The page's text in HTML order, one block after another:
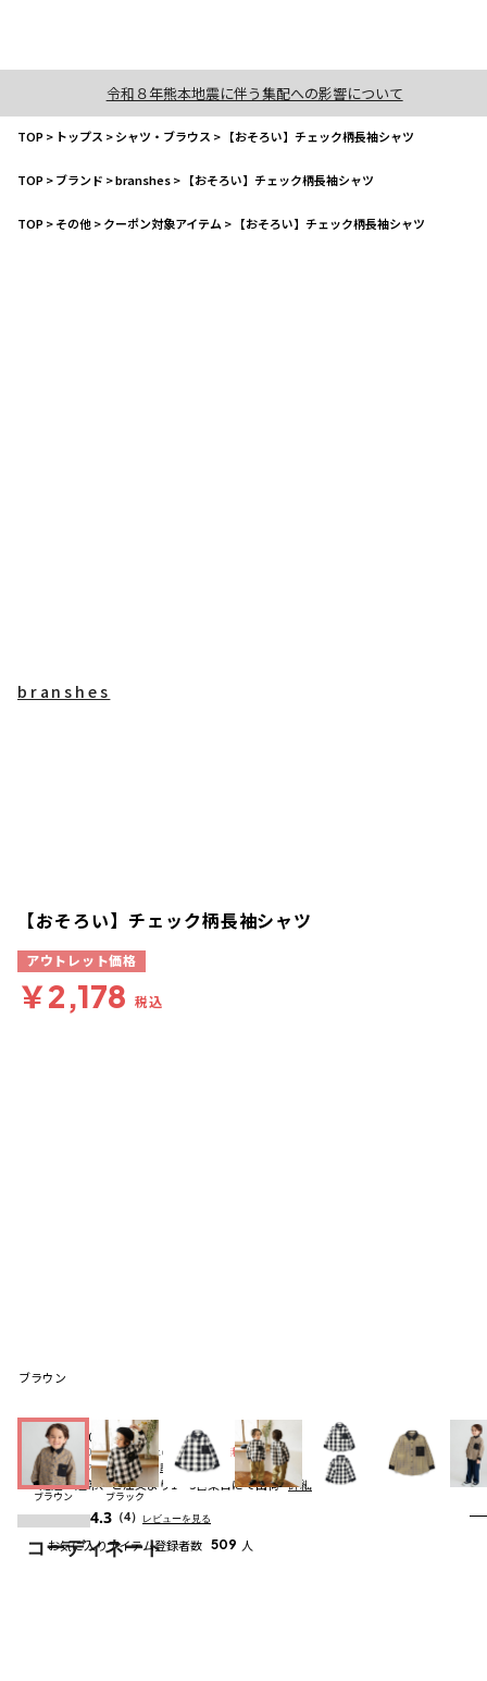
令和８年熊本地震に伴う集配への影響について
TOP> トップス >シャツ・ブラウス > 【おそろい】チェック柄長袖シャツ
TOP>ブランド >branshes> 【おそろい】チェック柄長袖シャツ
TOP>その他>クーポン対象アイテム > 【おそろい】チェック柄長袖シャツ
ブラウン
ブラウン ブラック
コーディネート
送料： 660円
※合計6,600円（税込）以上の購入で送料無料
詳細
※店頭受取なら送料無料 詳細
配送：通常、ご注文より1～5営業日にて出荷 詳細
4.3 （4） レビューを見る
お気に入りアイテム登録者数 509 人
branshes
【おそろい】チェック柄長袖シャツ
アウトレット価格
￥2,178 税込